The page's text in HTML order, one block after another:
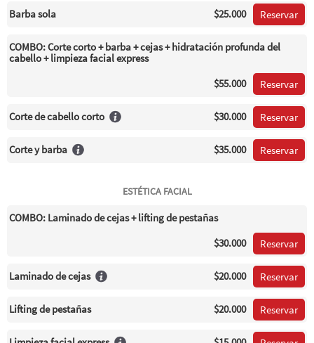
Barba sola $25.000 Reservar
COMBO: Corte corto + barba + cejas + hidratación profunda del
cabello + limpieza facial express
$55.000
Reservar
Corte de cabello corto $30.000 Reservar
Corte y barba $35.000 Reservar
ESTÉTICA FACIAL
COMBO: Laminado de cejas + lifting de pestañas
$30.000
Reservar
Laminado de cejas $20.000 Reservar
Lifting de pestañas $20.000 Reservar